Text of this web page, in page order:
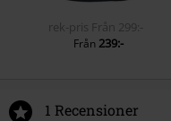
rek-pris Från 299:-
Från 239:-
1 Recensioner